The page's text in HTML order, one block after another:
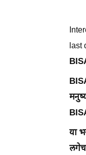
last
या
लगेच